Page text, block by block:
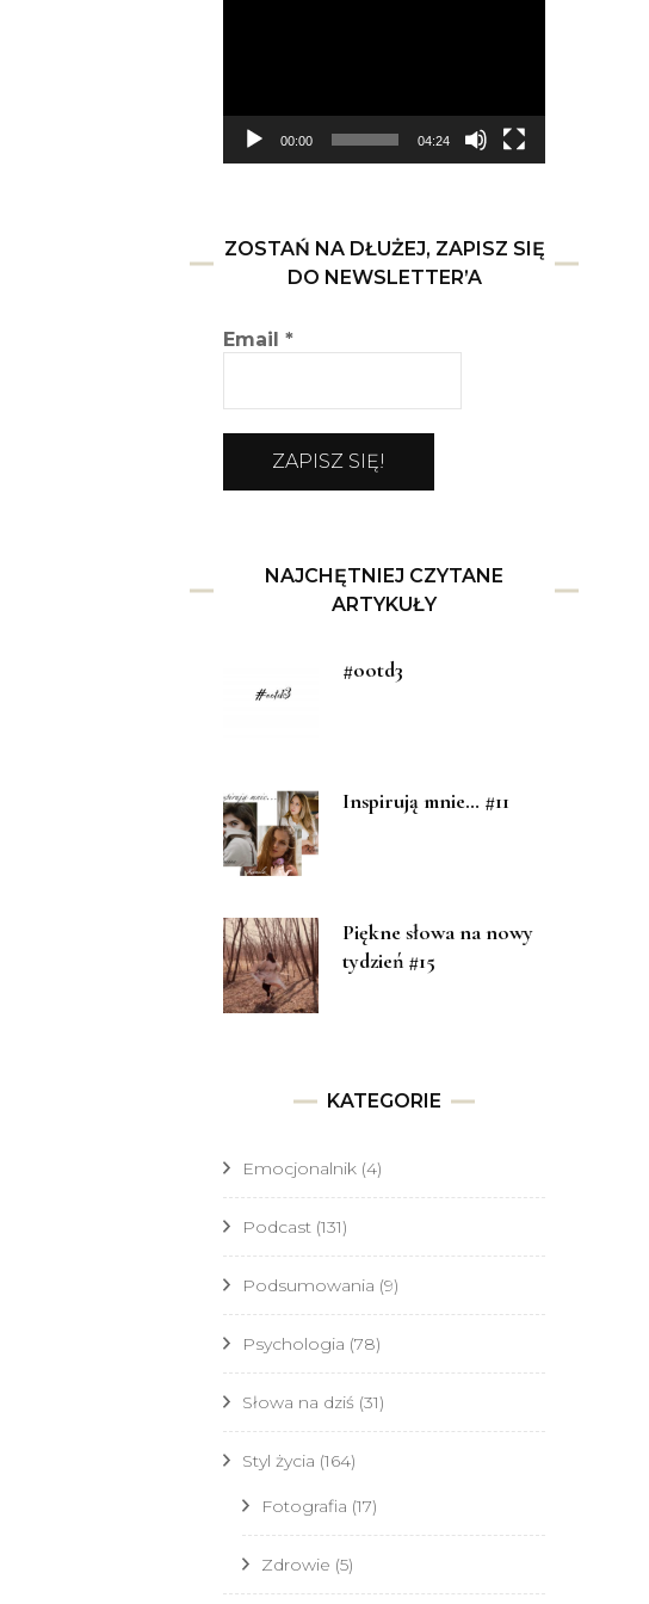
00:00 04:24
ZOSTAŃ NA DŁUŻEJ, ZAPISZ SIĘ
DO NEWSLETTER’A
Email *
NAJCHĘTNIEJ CZYTANE
ARTYKUŁY
#ootd3
Inspirują mnie… #11
Piękne słowa na nowy
tydzień #15
KATEGORIE
Emocjonalnik (4)
Podcast (131)
Podsumowania (9)
Psychologia (78)
Słowa na dziś (31)
Styl życia (164)
Fotografia (17)
Zdrowie (5)